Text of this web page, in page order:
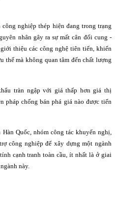
nghiệp thép hiện đang trong trạng
nhân gây ra sự mất cân đối cung -
thiệu các công nghệ tiên tiến, khiến
thế mà không quan tâm đến chất lượng
tràn ngập với giá thấp hơn giá thị
pháp chống bán phá giá nào được tiến
Quốc, nhóm công tác khuyến nghị,
công nghiệp để xây dựng một ngành
cạnh tranh toàn cầu, ít nhất là ở giai
này.